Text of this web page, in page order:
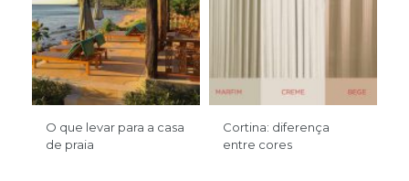
O que levar para a casa
de praia
Cortina: diferença
entre cores